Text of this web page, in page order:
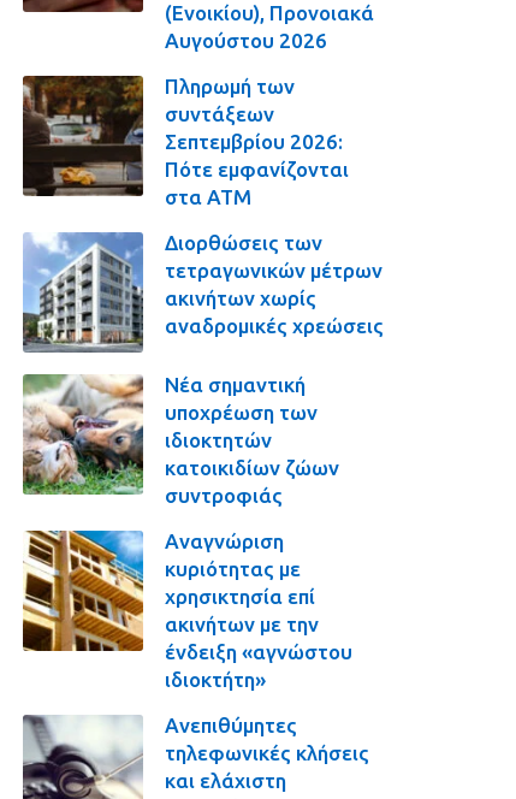
(Ενοικίου), Προνοιακά
Αυγούστου 2026
Πληρωμή των
συντάξεων
Σεπτεμβρίου 2026:
Πότε εμφανίζονται
στα ΑΤΜ
Διορθώσεις των
τετραγωνικών μέτρων
ακινήτων χωρίς
αναδρομικές χρεώσεις
Νέα σημαντική
υποχρέωση των
ιδιοκτητών
κατοικιδίων ζώων
συντροφιάς
Αναγνώριση
κυριότητας με
χρησικτησία επί
ακινήτων με την
ένδειξη «αγνώστου
ιδιοκτήτη»
Ανεπιθύμητες
τηλεφωνικές κλήσεις
και ελάχιστη